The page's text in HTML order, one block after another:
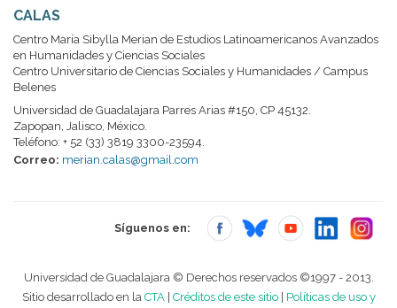
CALAS
Centro María Sibylla Merian de Estudios Latinoamericanos Avanzados
en Humanidades y Ciencias Sociales
Centro Universitario de Ciencias Sociales y Humanidades / Campus
Belenes
Universidad de Guadalajara Parres Arias #150, CP 45132.
Zapopan, Jalisco, México.
Teléfono: + 52 (33) 3819 3300-23594.
Correo: merian.calas@gmail.com
Síguenos en:
Universidad de Guadalajara © Derechos reservados ©1997 - 2013.
Sitio desarrollado en la CTA Créditos de este sitio| Políticas de uso y